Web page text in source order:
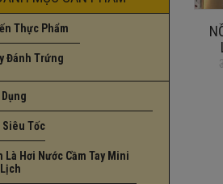
Thực Phẩm
Đánh Trứng
Siêu Tốc
Là Hơi Nước Cầm Tay Mini
Lịch